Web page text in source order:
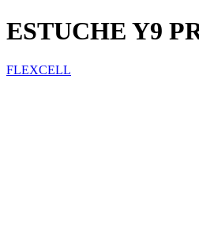
ESTUCHE Y9
FLEXCELL